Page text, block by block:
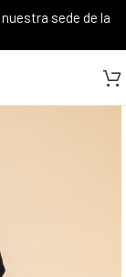
sede de la